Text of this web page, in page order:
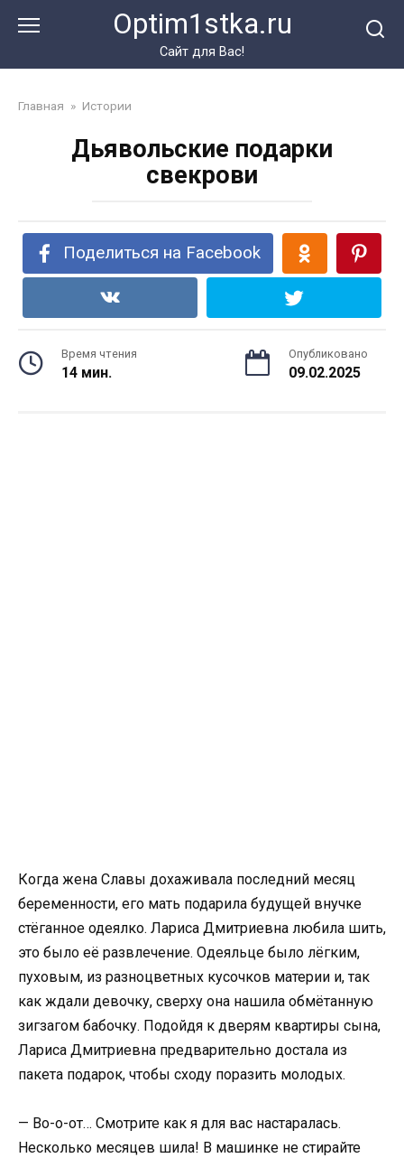
Optim1stka.ru
Сайт для Вас!
Главная » Истории
Дьявольские подарки
свекрови
Поделиться на Facebook
Время чтения
14 мин.
Опубликовано
09.02.2025
Когда жена Славы дохаживала последний месяц
беременности, его мать подарила будущей внучке
стёганное одеялко. Лариса Дмитриевна любила шить,
это было её развлечение. Одеяльце было лёгким,
пуховым, из разноцветных кусочков материи и, так
как ждали девочку, сверху она нашила обмётанную
зигзагом бабочку. Подойдя к дверям квартиры сына,
Лариса Дмитриевна предварительно достала из
пакета подарок, чтобы сходу поразить молодых.
— Во-о-от… Смотрите как я для вас настаралась.
Несколько месяцев шила! В машинке не стирайте